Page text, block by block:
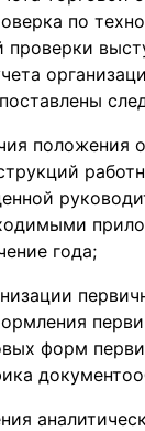
по
проверки
положения
года;
форм